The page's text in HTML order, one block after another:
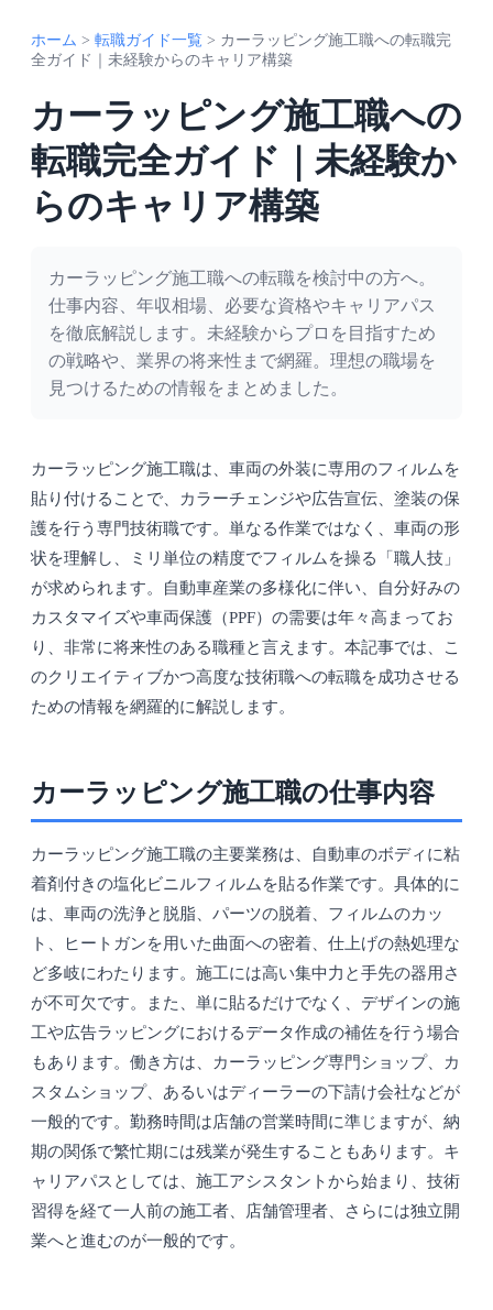
ホーム > 転職ガイド一覧 > カーラッピング施工職への転職完
全ガイド｜未経験からのキャリア構築
カーラッピング施工職への
転職完全ガイド｜未経験か
らのキャリア構築
カーラッピング施工職への転職を検討中の方へ。
仕事内容、年収相場、必要な資格やキャリアパス
を徹底解説します。未経験からプロを目指すため
の戦略や、業界の将来性まで網羅。理想の職場を
見つけるための情報をまとめました。
カーラッピング施工職は、車両の外装に専用のフィルムを
貼り付けることで、カラーチェンジや広告宣伝、塗装の保
護を行う専門技術職です。単なる作業ではなく、車両の形
状を理解し、ミリ単位の精度でフィルムを操る「職人技」
が求められます。自動車産業の多様化に伴い、自分好みの
カスタマイズや車両保護（PPF）の需要は年々高まってお
り、非常に将来性のある職種と言えます。本記事では、こ
のクリエイティブかつ高度な技術職への転職を成功させる
ための情報を網羅的に解説します。
カーラッピング施工職の仕事内容
カーラッピング施工職の主要業務は、自動車のボディに粘
着剤付きの塩化ビニルフィルムを貼る作業です。具体的に
は、車両の洗浄と脱脂、パーツの脱着、フィルムのカッ
ト、ヒートガンを用いた曲面への密着、仕上げの熱処理な
ど多岐にわたります。施工には高い集中力と手先の器用さ
が不可欠です。また、単に貼るだけでなく、デザインの施
工や広告ラッピングにおけるデータ作成の補佐を行う場合
もあります。働き方は、カーラッピング専門ショップ、カ
スタムショップ、あるいはディーラーの下請け会社などが
一般的です。勤務時間は店舗の営業時間に準じますが、納
期の関係で繁忙期には残業が発生することもあります。キ
ャリアパスとしては、施工アシスタントから始まり、技術
習得を経て一人前の施工者、店舗管理者、さらには独立開
業へと進むのが一般的です。